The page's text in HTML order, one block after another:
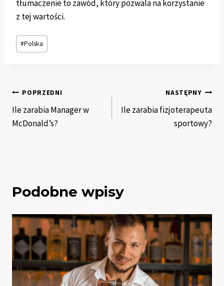
tłumaczenie to zawód, który pozwala na korzystanie
z tej wartości.
Tagi
wpisu:
#Polska
Nawigacja
wpisu
POPRZEDNI
Ile zarabia Manager w
McDonald’s?
NASTĘPNY
Ile zarabia fizjoterapeuta
sportowy?
Podobne wpisy